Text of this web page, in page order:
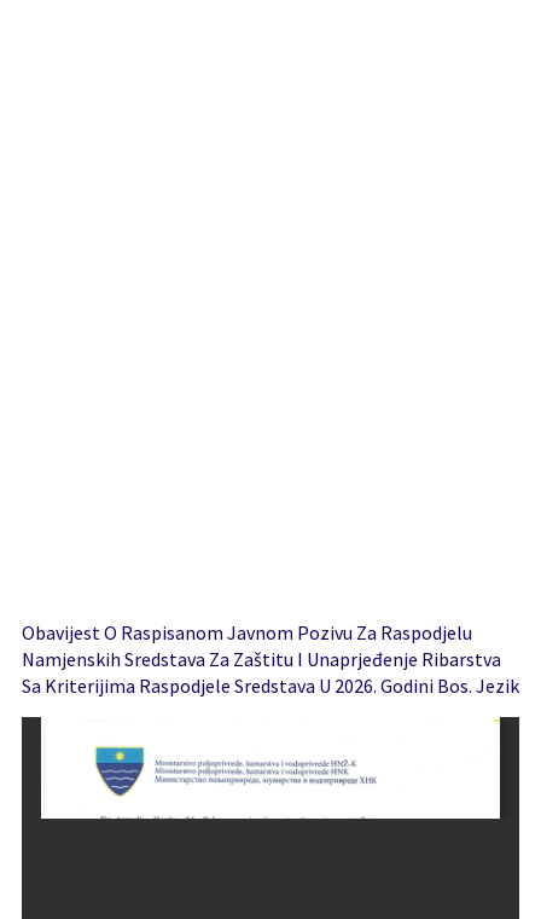
Obavijest O Raspisanom Javnom Pozivu Za Raspodjelu
Namjenskih Sredstava Za Zaštitu I Unaprjeđenje Ribarstva
Sa Kriterijima Raspodjele Sredstava U 2026. Godini Bos. Jezik